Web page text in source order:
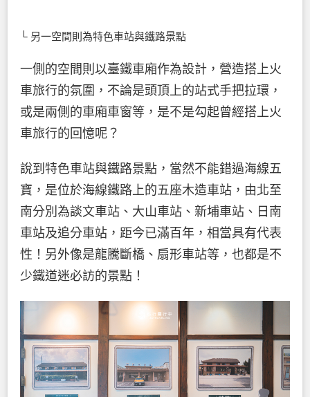
└ 另一空間則為特色車站與鐵路景點
一側的空間則以臺鐵車廂作為設計，營造搭上火
車旅行的氛圍，不論是頭頂上的站式手把拉環，
或是兩側的車廂車窗等，是不是勾起曾經搭上火
車旅行的回憶呢？
說到特色車站與鐵路景點，當然不能錯過海線五
寶，是位於海線鐵路上的五座木造車站，由北至
南分別為談文車站、大山車站、新埔車站、日南
車站及追分車站，距今已滿百年，相當具有代表
性！另外像是龍騰斷橋、扇形車站等，也都是不
少鐵道迷必訪的景點！